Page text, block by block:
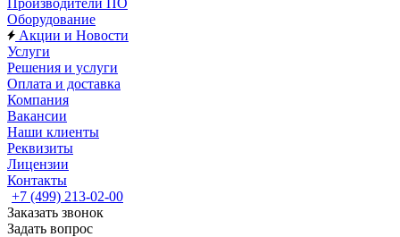
Производители ПО
Оборудование
Акции и Новости
Услуги
Решения и услуги
Оплата и доставка
Компания
Вакансии
Наши клиенты
Реквизиты
Лицензии
Контакты
+7 (499) 213-02-00
Заказать звонок
Задать вопрос